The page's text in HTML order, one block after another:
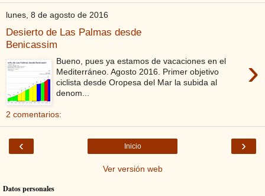
lunes, 8 de agosto de 2016
Desierto de Las Palmas desde
Benicassim
›
Bueno, pues ya estamos de vacaciones en el
Mediterráneo. Agosto 2016. Primer objetivo
ciclista desde Oropesa del Mar la subida al
denom...
2 comentarios:
‹ ›
Inicio
Ver versión web
Datos personales